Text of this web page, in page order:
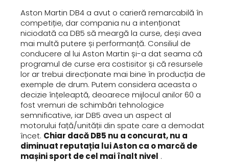
Aston Martin DB4 a avut o carieră remarcabilă în
competiție, dar compania nu a intenționat
niciodată ca DB5 să meargă la curse, deși avea
mai multă putere și performanță. Consiliul de
conducere al lui Aston Martin și-a dat seama că
programul de curse era costisitor și că resursele
lor ar trebui direcționate mai bine în producția de
exemple de drum. Putem considera aceasta o
decizie înțeleaptă, deoarece mijlocul anilor 60 a
fost vremuri de schimbări tehnologice
semnificative, iar DB5 avea un aspect al
motorului față/unității din spate care a demodat
încet. Chiar dacă DB5 nu a concurat, nu a
diminuat reputația lui Aston ca o marcă de
mașini sport de cel mai înalt nivel .